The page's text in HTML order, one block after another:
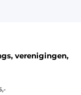
verenigingen,